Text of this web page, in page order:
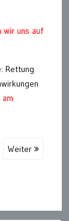
wir uns auf
Rettung
Weiter